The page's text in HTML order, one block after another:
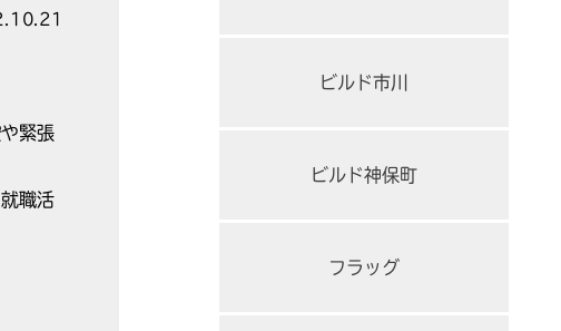
緊張
職活
ビルド市川
ビルド神保町
フラッグ